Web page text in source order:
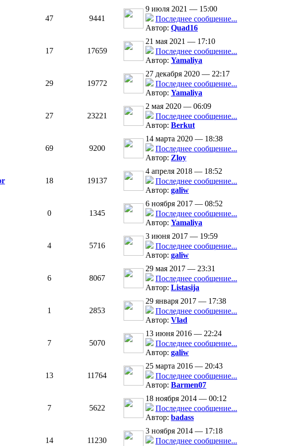
47 9441
9 июля 2021 — 15:00
Последнее сообщение...
Автор: Quad16
17 17659
21 мая 2021 — 17:10
Последнее сообщение...
Автор: Yamaliya
29 19772
27 декабря 2020 — 22:17
Последнее сообщение...
Автор: Yamaliya
27 23221
2 мая 2020 — 06:09
Последнее сообщение...
Автор: Berkut
69 9200
14 марта 2020 — 18:38
Последнее сообщение...
Автор: Zloy
18 19137
4 апреля 2018 — 18:52
Последнее сообщение...
Автор: galiw
0 1345
6 ноября 2017 — 08:52
Последнее сообщение...
Автор: Yamaliya
4 5716
3 июня 2017 — 19:59
Последнее сообщение...
Автор: galiw
6 8067
29 мая 2017 — 23:31
Последнее сообщение...
Автор: Listasija
1 2853
29 января 2017 — 17:38
Последнее сообщение...
Автор: Vlad
7 5070
13 июня 2016 — 22:24
Последнее сообщение...
Автор: galiw
13 11764
25 марта 2016 — 20:43
Последнее сообщение...
Автор: Barmen07
7 5622
18 ноября 2014 — 00:12
Последнее сообщение...
Автор: badass
14 11230
3 ноября 2014 — 17:18
Последнее сообщение...